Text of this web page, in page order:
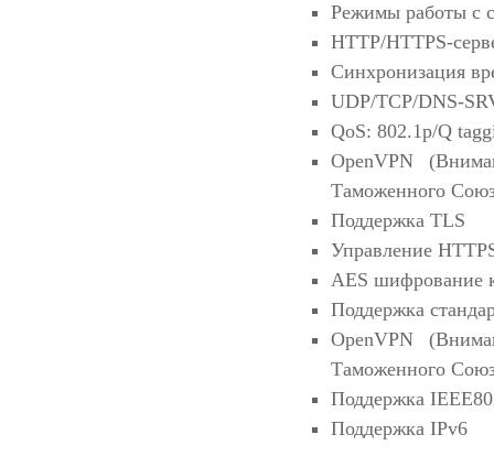
Режимы работы с
HTTP/HTTPS-
Синхронизация
UDP/TCP/DNS-
QoS: 802.1p/Q
OpenVPN
Таможенного
Поддержка TLS
Управление
AES шифрование
Поддержка
OpenVPN
Таможенного
Поддержка
Поддержка IPv6